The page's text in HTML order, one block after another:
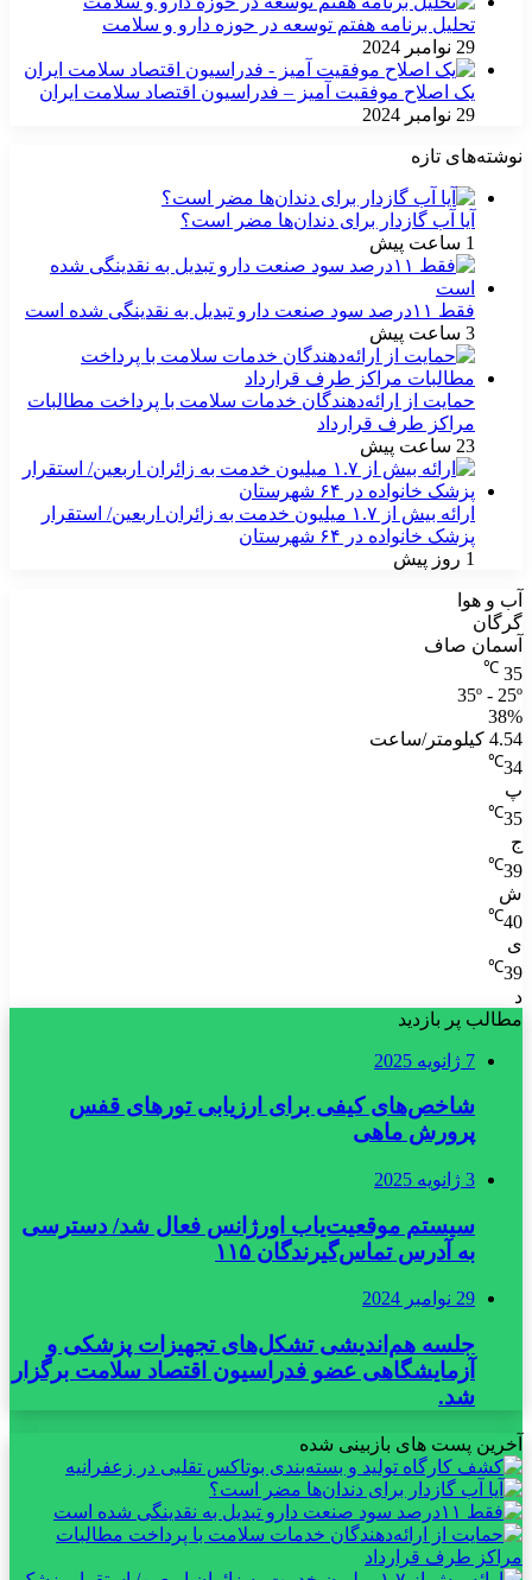
تحلیل برنامه هفتم توسعه در حوزه دارو و سلامت
29 نوامبر 2024
یک اصلاح موفقیت آمیز – فدراسیون اقتصاد سلامت ایران
29 نوامبر 2024
نوشته‌های تازه
آیا آب گازدار برای دندان‌ها مضر است؟
1 ساعت پیش
فقط ۱۱‌درصد سود صنعت دارو تبدیل به نقدینگی شده است
3 ساعت پیش
حمایت از ارائه‌دهندگان خدمات سلامت با پرداخت مطالبات
مراکز طرف قرارداد
23 ساعت پیش
ارائه بیش از ۱.۷ میلیون خدمت به زائران اربعین/ استقرار
پزشک خانواده در ۶۴ شهرستان
1 روز پیش
آب و هوا
گرگان
آسمان صاف
35
℃
35º - 25º
38%
4.54 کیلومتر/ساعت
34
℃
پ
35
℃
ج
39
℃
ش
40
℃
ی
39
℃
د
مطالب پر بازدید
7 ژانویه 2025
شاخص‌های کیفی برای ارزیابی تورهای قفس
پرورش ماهی
3 ژانویه 2025
سیستم موقعیت‌یاب اورژانس فعال شد/ دسترسی
به آدرس تماس‌گیرندگان ۱۱۵
29 نوامبر 2024
جلسه هم‌اندیشی تشکل‌های تجهیزات پزشکی و
آزمایشگاهی عضو فدراسیون اقتصاد سلامت برگزار
شد.
آخرین پست های بازبینی شده